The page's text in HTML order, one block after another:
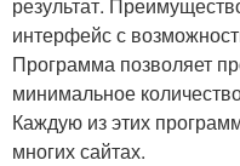
интерфейс с
Программа позволяет
минимальное
Каждую из этих
многих сайтах.